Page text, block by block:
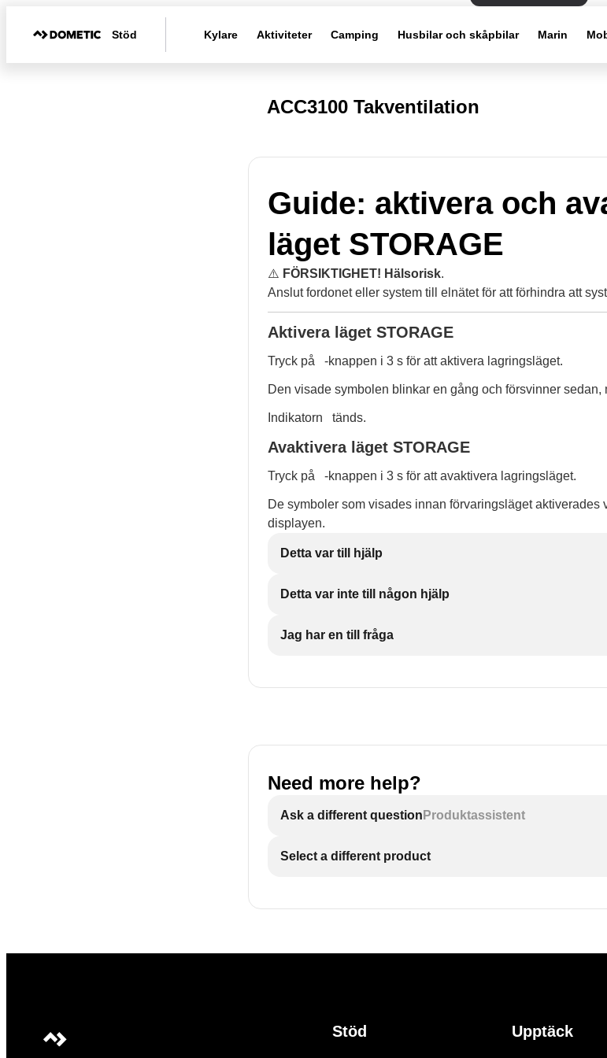
Stöd Kylare Aktiviteter Camping Husbilar och skåpbilar Marin
ACC3100 Takventilation
Guide: aktivera och
läget STORAGE
⚠️ FÖRSIKTIGHET! Hälsorisk.
Anslut fordonet eller system till elnätet för att förhindra att
Aktivera läget STORAGE
Tryck på -knappen i 3 s för att aktivera lagringsläget.
Den visade symbolen blinkar en gång och försvinner sedan,
Indikatorn tänds.
Avaktivera läget STORAGE
Tryck på -knappen i 3 s för att avaktivera lagringsläget.
De symboler som visades innan förvaringsläget aktiverades
displayen.
Detta var till hjälp
Detta var inte till någon hjälp
Jag har en till fråga
Need more help?
Ask a different question Produktassistent
Select a different product
Stöd Upptäck